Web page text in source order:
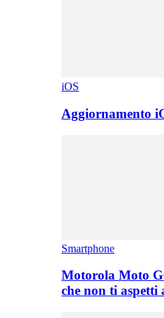
iOS
Aggiornamento
Smartphone
Motorola Moto
che non ti